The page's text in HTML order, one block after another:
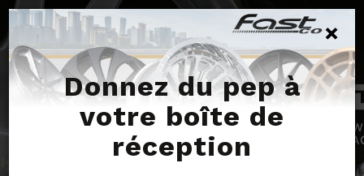
ENGLISH×
Donnez du pep à
votre boîte de
réception